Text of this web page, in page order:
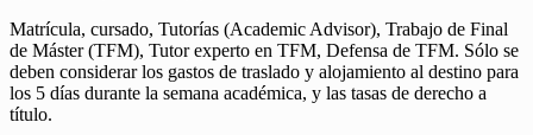
Matrícula, cursado, Tutorías (Academic Advisor), Trabajo de Final
de Máster (TFM), Tutor experto en TFM, Defensa de TFM. Sólo se
deben considerar los gastos de traslado y alojamiento al destino para
los 5 días durante la semana académica, y las tasas de derecho a
título.